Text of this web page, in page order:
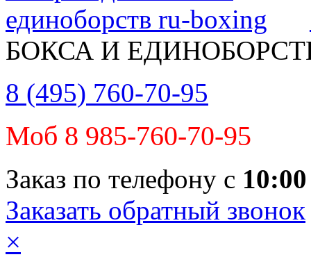
БОКСА И
8 (495) 760-70-95
Моб 8 985-760-70-95
Заказ по телефону с 10:00
Заказать обратный звонок
×